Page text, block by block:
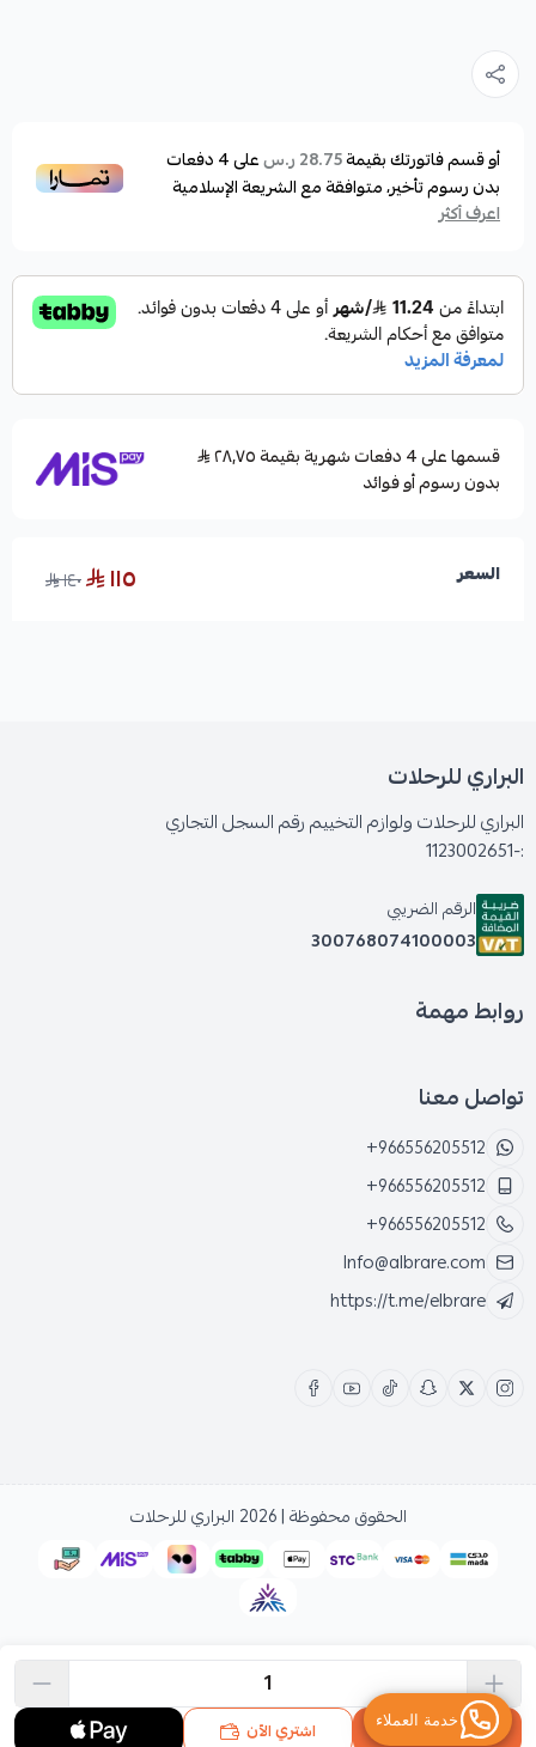
أو قسم فاتورتك بقيمة28.75 ر.س على4دفعات
بدون رسوم تأخير، متوافقة مع الشريعة الإسلامية
اعرف أكثر
قسمها على 4 دفعات شهرية بقيمة ٢٨٫٧٥
بدون رسوم أو فوائد
السعر ١١٥ ١٤٠
اشتري الآن
البراري للرحلات
البراري للرحلات ولوازم التخييم رقم السجل التجاري
:-1123002651
الرقم الضريبي
300768074100003
روابط مهمة
تواصل معنا
+966556205512
+966556205512
+966556205512
Info@albrare.com
https://t.me/elbrare
الحقوق محفوظة | 2026 البراري للرحلات